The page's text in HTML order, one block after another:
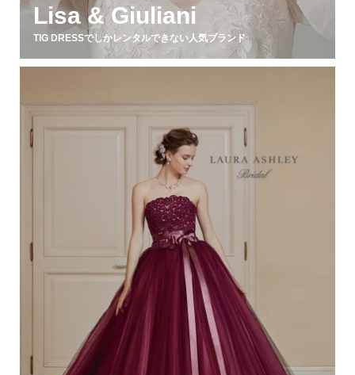
Lisa & Giuliani
TIG DRESSでしかレンタルできない人気ブランド